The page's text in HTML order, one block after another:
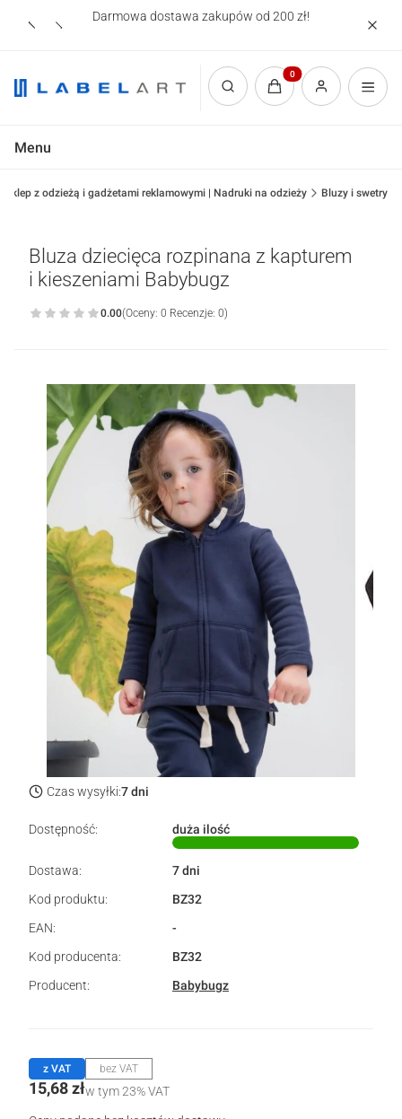
Darmowa dostawa zakupów od 200 zł!
Otwórz wyszukiwarkę
Produkty w koszyku:
Menu
Sklep z odzieżą i gadżetami reklamowymi | Nadruki na odzieży Bluzy i swetry
Bluza dziecięca rozpinana z kapturem
i kieszeniami Babybugz
0.00(Oceny: 0 Recenzje: 0)
Czas wysyłki:7 dni
Dostępność: duża ilość
Dostawa:
7 dni
Kod produktu:
BZ32
EAN:
-
Kod producenta:
BZ32
Producent:
Babybugz
z VAT bez VAT
Cena
15,68 złw tym 23% VAT
w tym23%VAT